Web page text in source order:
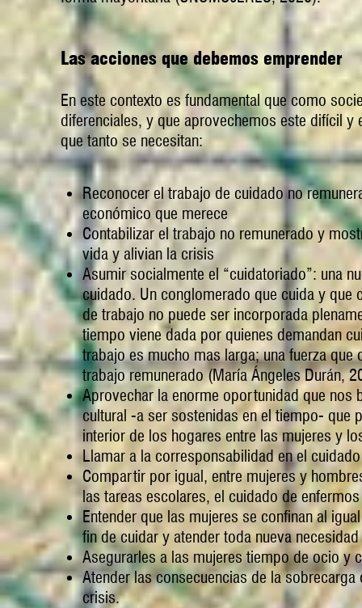
Las acciones que debemos emprender
En este contexto es fundamental que como
diferenciales, y que aprovechemos este difícil
que tanto se necesitan:
Reconocer el trabajo de cuidado no
económico que merece
Contabilizar el trabajo no remunerado y
vida y alivian la crisis
Asumir socialmente el “cuidatoriado”: una
cuidado. Un conglomerado que cuida y que
de trabajo no puede ser incorporada
tiempo viene dada por quienes demandan
trabajo es mucho mas larga; una fuerza
trabajo remunerado (María Ángeles Durán,
Aprovechar la enorme oportunidad que
cultural -a ser sostenidas en el tiempo- que
interior de los hogares entre las mujeres y
Llamar a la corresponsabilidad en el
Compartir por igual, entre mujeres y
las tareas escolares, el cuidado de
Entender que las mujeres se confinan al
fin de cuidar y atender toda nueva
Asegurarles a las mujeres tiempo de ocio y
Atender las consecuencias de la
crisis.